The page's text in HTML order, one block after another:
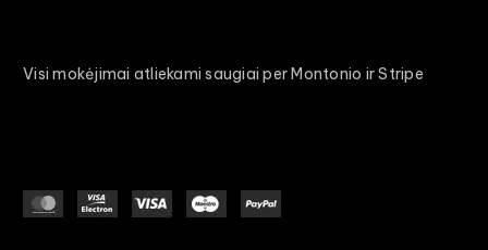
Visi mokėjimai atliekami saugiai per Montonio ir Stripe